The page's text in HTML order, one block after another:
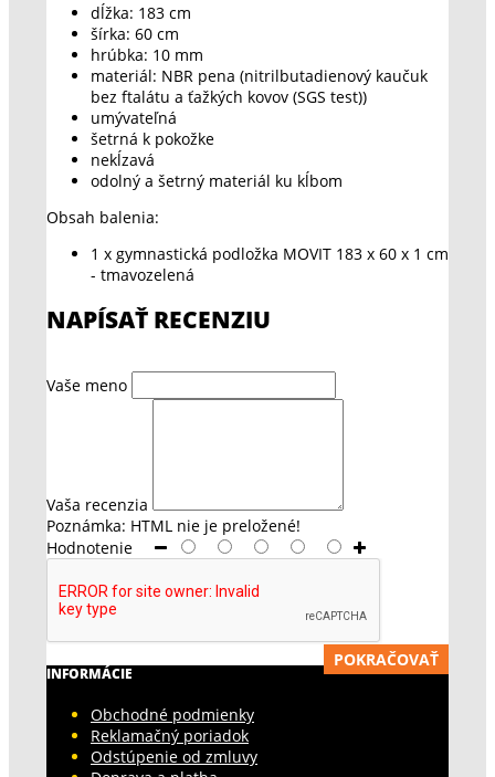
dĺžka: 183 cm
šírka: 60 cm
hrúbka: 10 mm
materiál: NBR pena (nitrilbutadienový kaučuk
bez ftalátu a ťažkých kovov (SGS test))
umývateľná
šetrná k pokožke
nekĺzavá
odolný a šetrný materiál ku kĺbom
Obsah balenia:
1 x gymnastická podložka MOVIT 183 x 60 x 1 cm
- tmavozelená
NAPÍSAŤ RECENZIU
Vaše meno
Vaša recenzia
Poznámka: HTML nie je preložené!
Hodnotenie
POKRAČOVAŤ
INFORMÁCIE
Obchodné podmienky
Reklamačný poriadok
Odstúpenie od zmluvy